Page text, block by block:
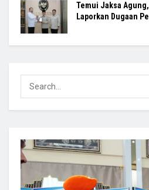
Temui Jaksa
Laporkan Dugaan